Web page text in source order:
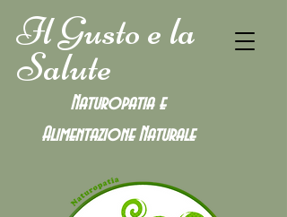
Il Gusto e la
Salute
Naturopatia e
Alimentazione Naturale